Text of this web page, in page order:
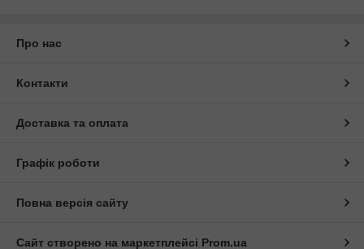
Про нас
Контакти
Доставка та оплата
Графік роботи
Повна версія сайту
Сайт створено на маркетплейсі Prom.ua